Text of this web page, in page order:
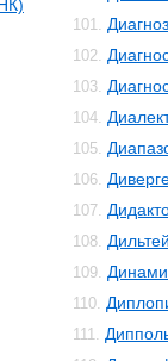
101.
102.
103.
104.
105.
106.
107.
108.
109.
110.
111.